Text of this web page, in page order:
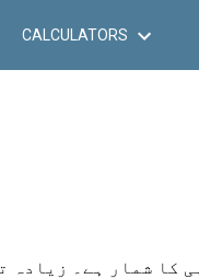
CALCULATORS
کا شمار ہے۔ زیادہ